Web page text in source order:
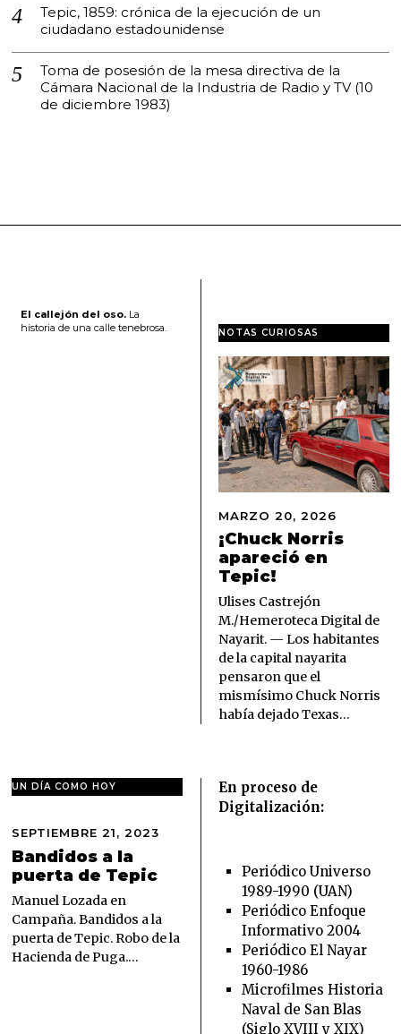
Tepic, 1859: crónica de la ejecución de un
ciudadano estadounidense
Toma de posesión de la mesa directiva de la
Cámara Nacional de la Industria de Radio y TV (10
de diciembre 1983)
El callejón del oso.La
historia de una calle tenebrosa.
NOTAS CURIOSAS
MARZO 20, 2026
R
0
,
2
0
6
¡Chuck Norris
apareció en
Tepic!
Ulises Castrejón
M./Hemeroteca Digital de
Nayarit. — Los habitantes
de la capital nayarita
pensaron que el
mismísimo Chuck Norris
había dejado Texas…
UN DÍA COMO HOY
SEPTIEMBRE 21, 2023
E
M
B
Bandidos a la
puerta de Tepic
Manuel Lozada en
Campaña. Bandidos a la
puerta de Tepic. Robo de la
Hacienda de Puga.…
En proceso de
Digitalización:
Periódico Universo
1989-1990 (UAN)
Periódico Enfoque
Informativo 2004
Periódico El Nayar
1960-1986
Microfilmes Historia
Naval de San Blas
(Siglo XVIII y XIX)